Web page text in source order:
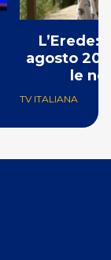
L’Erede:
agosto
le
TV ITALIANA